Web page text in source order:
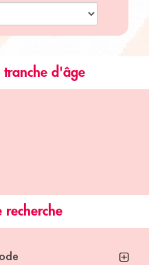
tranche d'âge